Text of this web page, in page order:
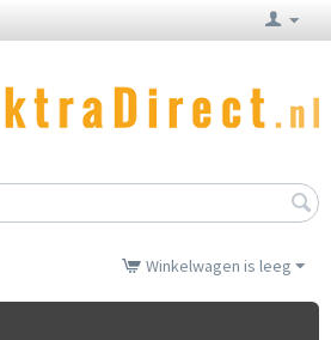
Winkelwagen is leeg